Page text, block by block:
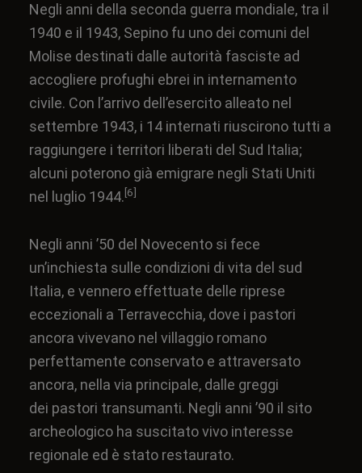
Negli anni della seconda guerra mondiale, tra il
1940 e il 1943, Sepino fu uno dei comuni del
Molise destinati dalle autorità fasciste ad
accogliere profughi ebrei in internamento
civile. Con l’arrivo dell’esercito alleato nel
settembre 1943, i 14 internati riuscirono tutti a
raggiungere i territori liberati del Sud Italia;
alcuni poterono già emigrare negli Stati Uniti
nel luglio 1944.[6]
Negli anni ’50 del Novecento si fece
un’inchiesta sulle condizioni di vita del sud
Italia, e vennero effettuate delle riprese
eccezionali a Terravecchia, dove i pastori
ancora vivevano nel villaggio romano
perfettamente conservato e attraversato
ancora, nella via principale, dalle greggi
dei pastori transumanti. Negli anni ’90 il sito
archeologico ha suscitato vivo interesse
regionale ed è stato restaurato.